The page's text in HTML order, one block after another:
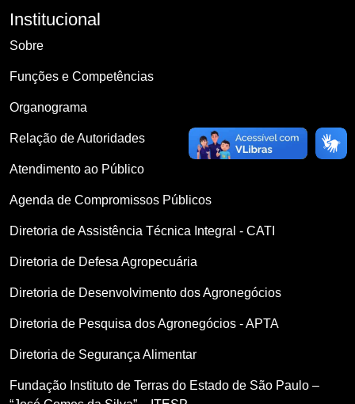
Institucional
Sobre
Funções e Competências
Organograma
Relação de Autoridades
Atendimento ao Público
Agenda de Compromissos Públicos
Diretoria de Assistência Técnica Integral - CATI
Diretoria de Defesa Agropecuária
Diretoria de Desenvolvimento dos Agronegócios
Diretoria de Pesquisa dos Agronegócios - APTA
Diretoria de Segurança Alimentar
Fundação Instituto de Terras do Estado de São Paulo –